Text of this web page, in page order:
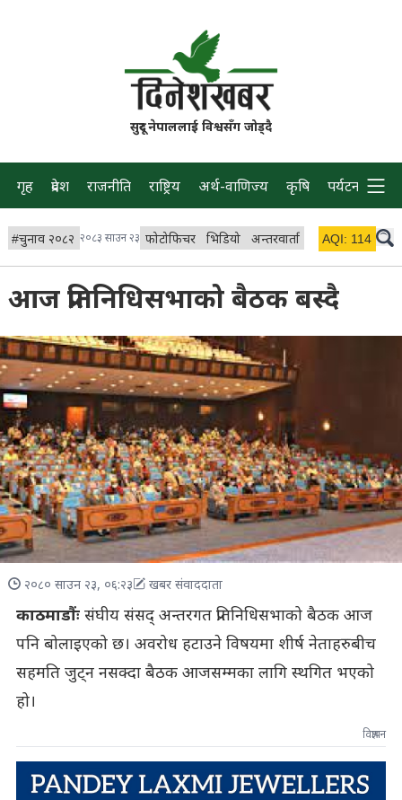
सुदूर नेपाललाई विश्वसँग जोड्दै
गृह प्रदेश राजनीति राष्ट्रिय अर्थ-वाणिज्य कृषि पर्यटन प्रवास
#चुनाव २०८२ २०८३ साउन २३ फोटोफिचर भिडियो अन्तरवार्ता विचार/ब्लग
AQI: 114
आज प्रतिनिधिसभाको बैठक बस्दै
२०८० साउन २३, ०६:२३ खबर संवाददाता
काठमाडौंः संघीय संसद्‌ अन्तरगत प्रतिनिधिसभाको बैठक आज
पनि बोलाइएको छ। अवरोध हटाउने विषयमा शीर्ष नेताहरुबीच
सहमति जुट्न नसक्दा बैठक आजसम्मका लागि स्थगित भएको
हो।
विज्ञापन